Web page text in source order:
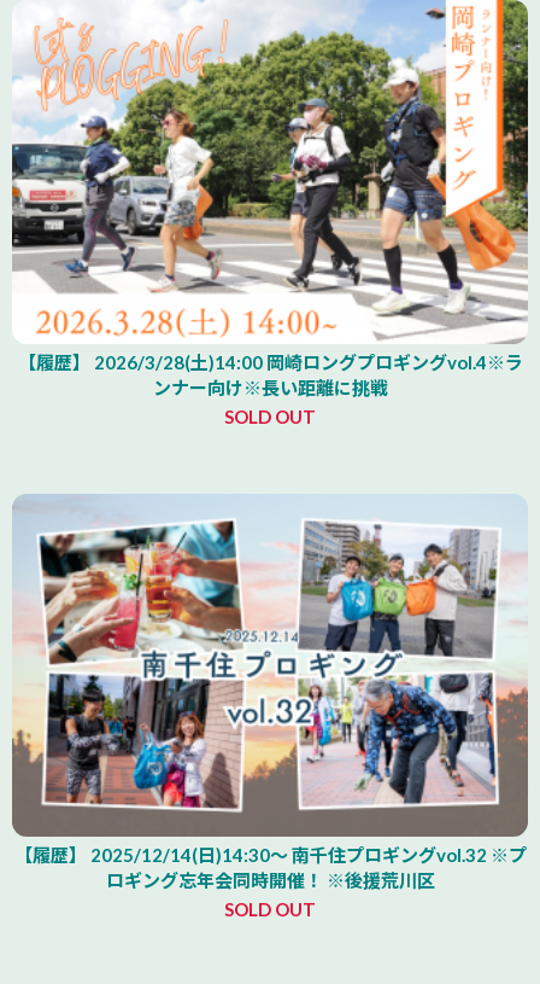
【履歴】 2026/3/28(土)14:00 岡崎ロングプロギングvol.4※ラ
ンナー向け※長い距離に挑戦
SOLD OUT
【履歴】 2025/12/14(日)14:30～ 南千住プロギングvol.32 ※プ
ロギング忘年会同時開催！ ※後援荒川区
SOLD OUT